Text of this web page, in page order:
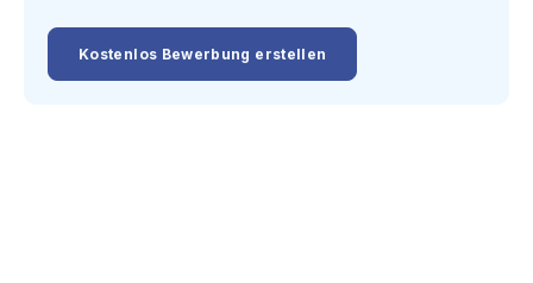
Kostenlos Bewerbung erstellen